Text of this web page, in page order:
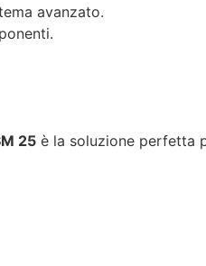
avanzato.
25 è la soluzione perfetta